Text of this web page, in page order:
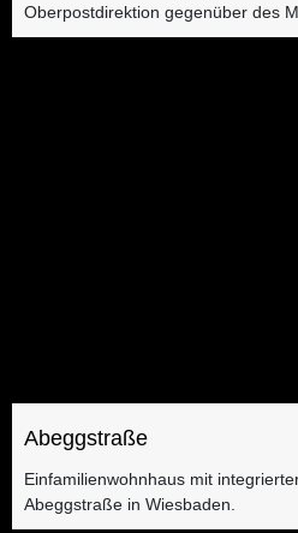
Oberpostdirektion gegenüber des
Abeggstraße
Einfamilienwohnhaus mit
Abeggstraße in Wiesbaden.